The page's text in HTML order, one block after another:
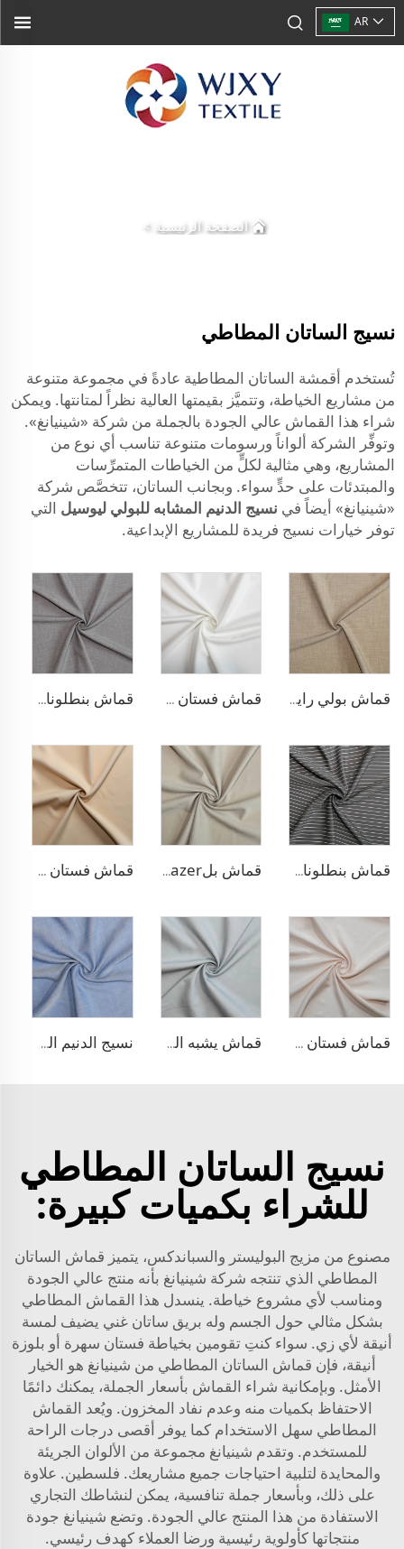
AR
الصفحة الرئيسية >
نسيج الساتان المطاطي
تُستخدم أقمشة الساتان المطاطية عادةً في مجموعة متنوعة
من مشاريع الخياطة، وتتميَّز بقيمتها العالية نظراً لمتانتها. ويمكن
شراء هذا القماش عالي الجودة بالجملة من شركة «شينيانغ».
وتوفِّر الشركة ألواناً ورسومات متنوعة تناسب أي نوع من
المشاريع، وهي مثالية لكلٍّ من الخياطات المتمرِّسات
والمبتدئات على حدٍّ سواء. وبجانب الساتان، تتخصَّص شركة
«شينيانغ» أيضاً في نسيج الدنيم المشابه للبولي ليوسيل التي
توفر خيارات نسيج فريدة للمشاريع الإبداعية.
قماش بولي رايون مطاطي للبناطلين قماش فستان مطاطي من البوليستر والرايون قماش بنطلونات TR قابل للتمدد بأربعة اتجاهات
قماش بنطلونات بأسلوب التريكو من مادة TR قماش بلazer بتصميم الحبّار من مادة TR قماش فستان منسوج مزدوج من مادة TR
قماش فستان من الليوسيل 100% يشبه الكتان قماش يشبه الدنيم المطاطي من مادة TR نسيج الدنيم المشابه للبولي ليوسيل
نسيج الساتان المطاطي
للشراء بكميات كبيرة:
مصنوع من مزيج البوليستر والسباندكس، يتميز قماش الساتان
المطاطي الذي تنتجه شركة شينيانغ بأنه منتج عالي الجودة
ومناسب لأي مشروع خياطة. ينسدل هذا القماش المطاطي
بشكل مثالي حول الجسم وله بريق ساتان غني يضيف لمسة
أنيقة لأي زي. سواء كنتِ تقومين بخياطة فستان سهرة أو بلوزة
أنيقة، فإن قماش الساتان المطاطي من شينيانغ هو الخيار
الأمثل. وبإمكانية شراء القماش بأسعار الجملة، يمكنك دائمًا
الاحتفاظ بكميات منه وعدم نفاد المخزون. ويُعد القماش
المطاطي سهل الاستخدام كما يوفر أقصى درجات الراحة
للمستخدم. وتقدم شينيانغ مجموعة من الألوان الجريئة
والمحايدة لتلبية احتياجات جميع مشاريعك. فلسطين. علاوة
على ذلك، وبأسعار جملة تنافسية، يمكن لنشاطك التجاري
الاستفادة من هذا المنتج عالي الجودة. وتضع شينيانغ جودة
منتجاتها كأولوية رئيسية ورضا العملاء كهدف رئيسي.